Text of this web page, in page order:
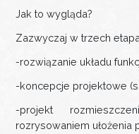
Jak to wygląda?
Zazwyczaj w trzech
-rozwiązanie układu
-koncepcje projektowe
-projekt
rozrysowaniem ułożenia